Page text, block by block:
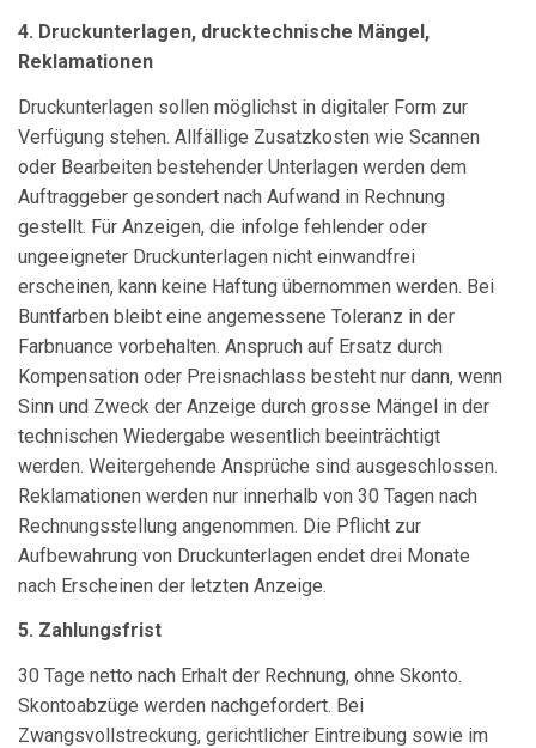
4. Druckunterlagen, drucktechnische Mängel,
Reklamationen
Druckunterlagen sollen möglichst in digitaler Form zur
Verfügung stehen. Allfällige Zusatzkosten wie Scannen
oder Bearbeiten bestehender Unterlagen werden dem
Auftraggeber gesondert nach Aufwand in Rechnung
gestellt. Für Anzeigen, die infolge fehlender oder
ungeeigneter Druckunterlagen nicht einwandfrei
erscheinen, kann keine Haftung übernommen werden. Bei
Buntfarben bleibt eine angemessene Toleranz in der
Farbnuance vorbehalten. Anspruch auf Ersatz durch
Kompensation oder Preisnachlass besteht nur dann, wenn
Sinn und Zweck der Anzeige durch grosse Mängel in der
technischen Wiedergabe wesentlich beeinträchtigt
werden. Weitergehende Ansprüche sind ausgeschlossen.
Reklamationen werden nur innerhalb von 30 Tagen nach
Rechnungsstellung angenommen. Die Pflicht zur
Aufbewahrung von Druckunterlagen endet drei Monate
nach Erscheinen der letzten Anzeige.
5. Zahlungsfrist
30 Tage netto nach Erhalt der Rechnung, ohne Skonto.
Skontoabzüge werden nachgefordert. Bei
Zwangsvollstreckung, gerichtlicher Eintreibung sowie im